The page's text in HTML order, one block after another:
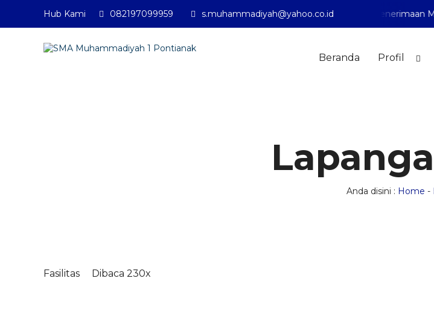
Hub Kami 082197099959 s.muhammadiyah@yahoo.co.id
SMA Muhammadiyah 1 Pontianak telah membuka Penerimaan
Beranda Profil
Anda disini : Home -
Fasilitas Dibaca 230x